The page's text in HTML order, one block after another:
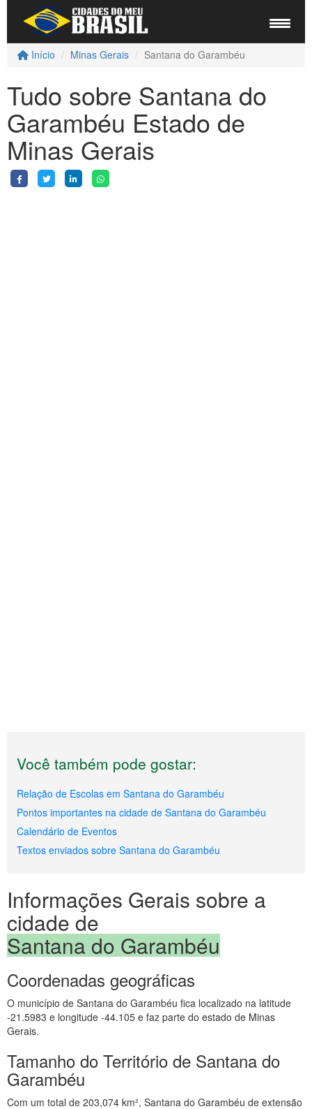
Início Minas Gerais Santana do Garambéu
Tudo sobre Santana do
Garambéu Estado de
Minas Gerais
Você também pode gostar:
Relação de Escolas em Santana do Garambéu
Pontos importantes na cidade de Santana do Garambéu
Calendário de Eventos
Textos enviados sobre Santana do Garambéu
Informações Gerais sobre a
cidade de
Santana do Garambéu
Coordenadas geográficas
O município de Santana do Garambéu fica localizado na latitude
-21.5983 e longitude -44.105 e faz parte do estado de Minas
Gerais.
Tamanho do Território de Santana do
Garambéu
Com um total de 203,074 km², Santana do Garambéu de extensão